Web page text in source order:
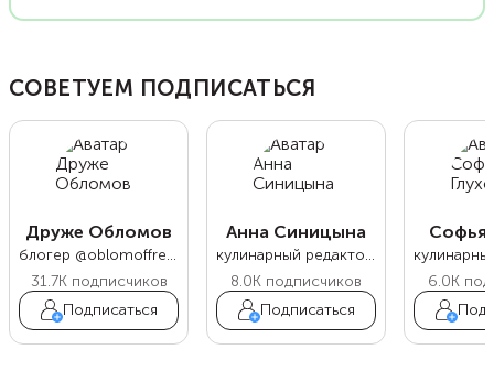
СОВЕТУЕМ ПОДПИСАТЬСЯ
Друже Обломов
блогер @oblomoffrecipe
31.7Kподписчиков
Подписаться
Анна Синицына
кулинарный редактор Food.ru
8.0K подписчиков
Подписаться
Софья
6.0K